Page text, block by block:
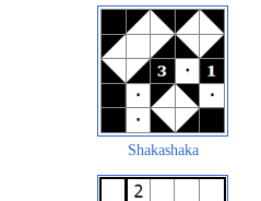
Shakashaka